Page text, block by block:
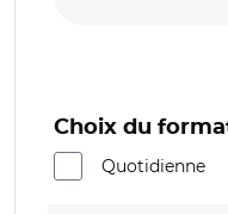
Choix du
Quotidienne